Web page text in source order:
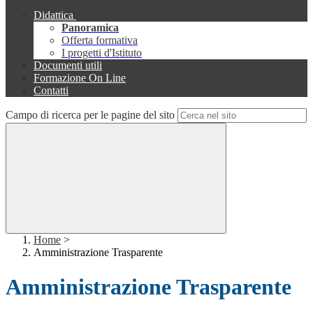
Didattica
Panoramica
Offerta formativa
I progetti d'Istituto
Documenti utili
Formazione On Line
Contatti
Campo di ricerca per le pagine del sito
Home >
Amministrazione Trasparente
Amministrazione Trasparente